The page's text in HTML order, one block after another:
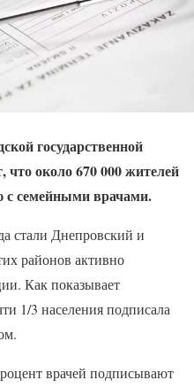
государственной
около 670 000 жителей
с семейными врачами.
стали Днепровский и
районов активно
Как показывает
1/3 населения подписала
врачей подписывают